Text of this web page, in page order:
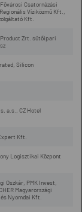
Csatornázási
Víziközmű Kft.,
Kft.
Zrt. sütőipari
Silicon
a.s., CZ Hotel
Kft.
Logisztikai Központ
Oszkár, PMK Invest,
Magyarországi
Nyomdai Kft.